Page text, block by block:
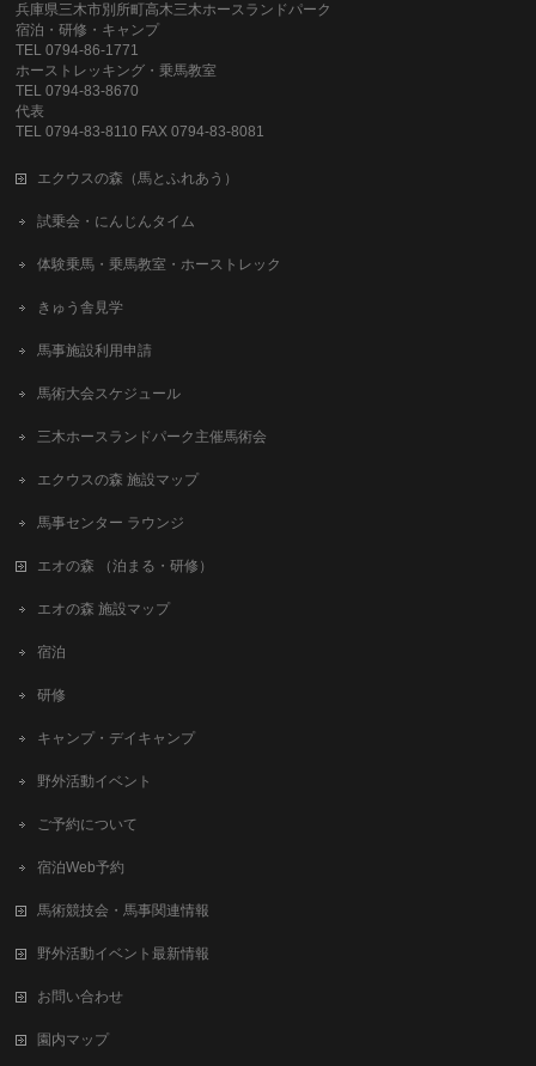
兵庫県三木市別所町高木三木ホースランドパーク
宿泊・研修・キャンプ
TEL 0794-86-1771
ホーストレッキング・乗馬教室
TEL 0794-83-8670
代表
TEL 0794-83-8110 FAX 0794-83-8081
エクウスの森（馬とふれあう）
試乗会・にんじんタイム
体験乗馬・乗馬教室・ホーストレック
きゅう舎見学
馬事施設利用申請
馬術大会スケジュール
三木ホースランドパーク主催馬術会
エクウスの森 施設マップ
馬事センター ラウンジ
エオの森 （泊まる・研修）
エオの森 施設マップ
宿泊
研修
キャンプ・デイキャンプ
野外活動イベント
ご予約について
宿泊Web予約
馬術競技会・馬事関連情報
野外活動イベント最新情報
お問い合わせ
園内マップ